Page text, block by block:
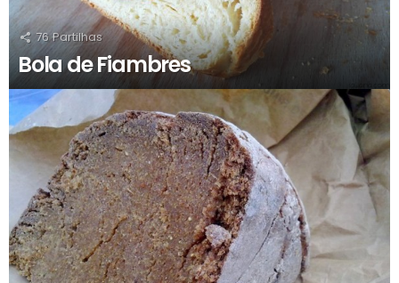
76 Partilhas
Bola de Fiambres